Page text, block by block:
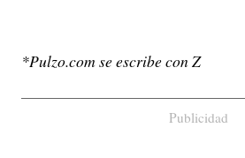
*Pulzo.com se escribe con Z
Publicidad